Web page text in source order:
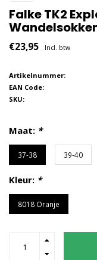
Falke TK2
€23,95 Incl. btw
Artikelnummer:
EAN Code:
SKU:
Maat: *
37-38 39-40
Kleur: *
8018 Oranje